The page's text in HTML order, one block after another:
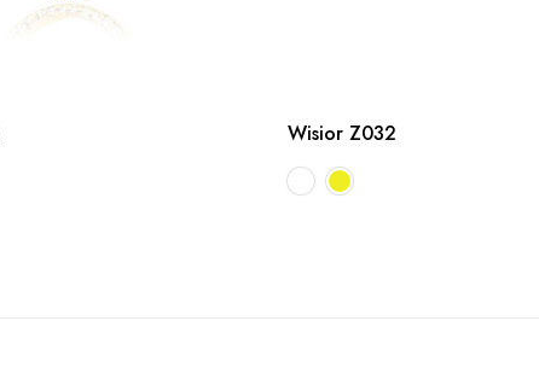
Wisior Z032